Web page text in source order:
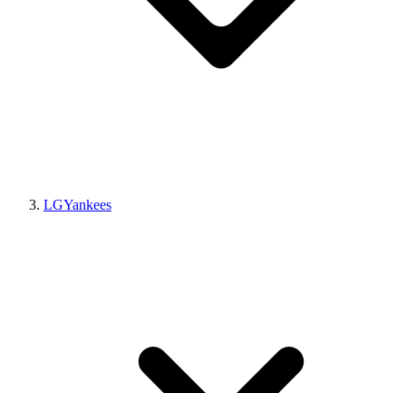
LGYankees